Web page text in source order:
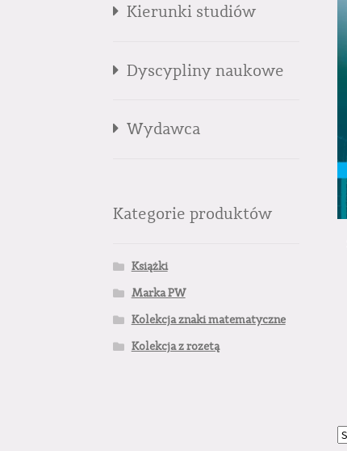
Kierunki studiów
Dyscypliny naukowe
Wydawca
Kategorie produktów
Książki
Marka PW
Kolekcja znaki matematyczne
Kolekcja z rozetą